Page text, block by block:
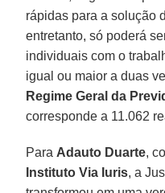
rápidas para a solução
entretanto, só poderá
individuais com o
igual ou maior a duas
Regime Geral da
corresponde a 11.062
Para Adauto Duarte,
Instituto Via Iuris, a